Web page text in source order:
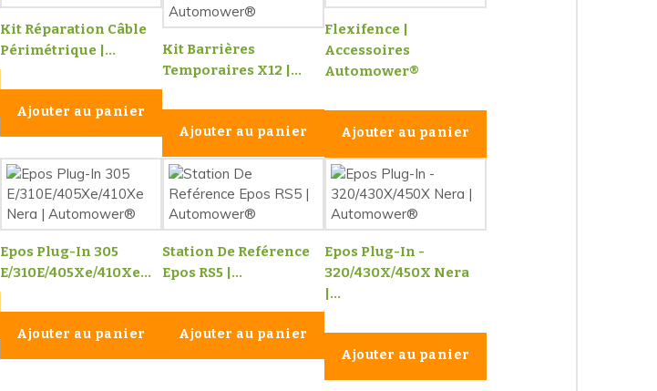
Kit Réparation Câble
Périmétrique |...
Ajouter au panier
Kit Barrières
Temporaires X12 |...
Ajouter au panier
Flexifence |
Accessoires
Automower®
Ajouter au panier
Epos Plug-In 305
E/310E/405Xe/410Xe...
Ajouter au panier
Station De Reférence
Epos RS5 |...
Ajouter au panier
Epos Plug-In -
320/430X/450X Nera
|...
Ajouter au panier